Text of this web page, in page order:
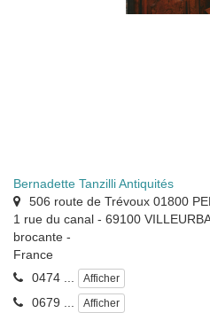
Bernadette Tanzilli Antiquités
506 route de Trévoux 01800
1 rue du canal - 69100
brocante -
France
0474 ...
Afficher
0679 ... Afficher